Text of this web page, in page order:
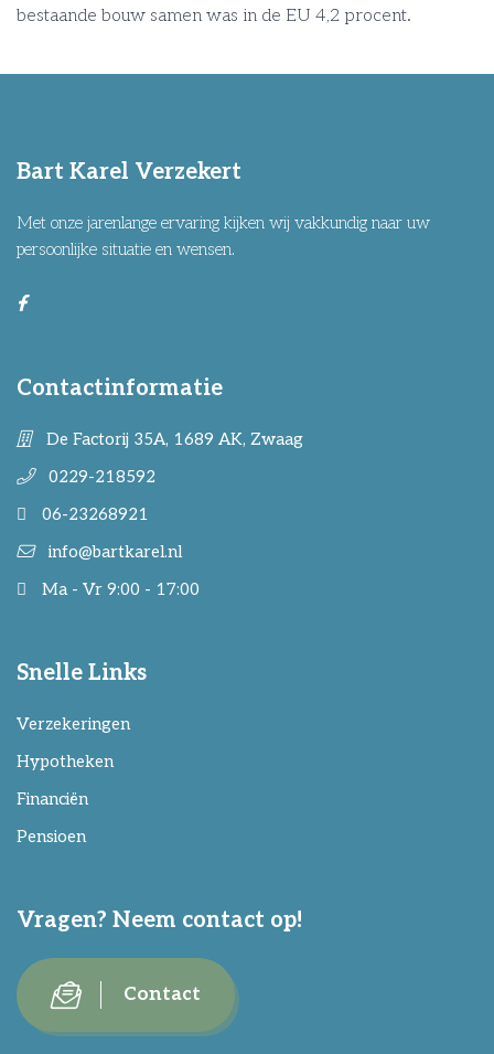
bestaande bouw samen was in de EU 4,2 procent.
Bart Karel Verzekert
Met onze jarenlange ervaring kijken wij vakkundig naar uw
persoonlijke situatie en wensen.
Contactinformatie
De Factorij 35A, 1689 AK, Zwaag
0229-218592
06-23268921
info@bartkarel.nl
Ma - Vr 9:00 - 17:00
Snelle Links
Verzekeringen
Hypotheken
Financiën
Pensioen
Vragen? Neem contact op!
Contact